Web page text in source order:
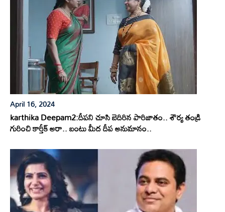
April 16, 2024
karthika Deepam2:దీపని చూసి బెదిరిన పారిజాతం.. శౌర్య తండ్రి
గురించి కార్తీక్ అరా.. బంటు మీద దీప అనుమానం..